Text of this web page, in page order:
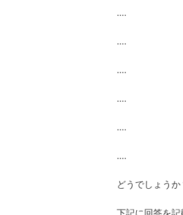
....
....
....
....
....
....
どうでしょう
下記に回答を